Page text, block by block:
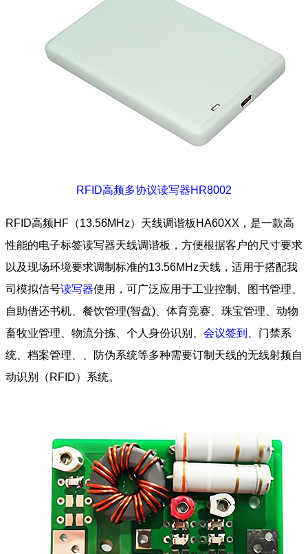
RFID高频多协议读写器HR8002
RFID高频HF（13.56MHz）天线调谐板HA60XX，是一款高
性能的电子标签读写器天线调谐板，方便根据客户的尺寸要求
以及现场环境要求调制标准的13.56MHz天线，适用于搭配我
司模拟信号读写器使用，可广泛应用于工业控制、图书管理、
自助借还书机、餐饮管理(智盘)、体育竞赛、珠宝管理、动物
畜牧业管理、物流分拣、个人身份识别、 会议签到
、门禁系
统、档案管理、、防伪系统等多种需要订制天线的无线射频自
动识别（RFID）系统。